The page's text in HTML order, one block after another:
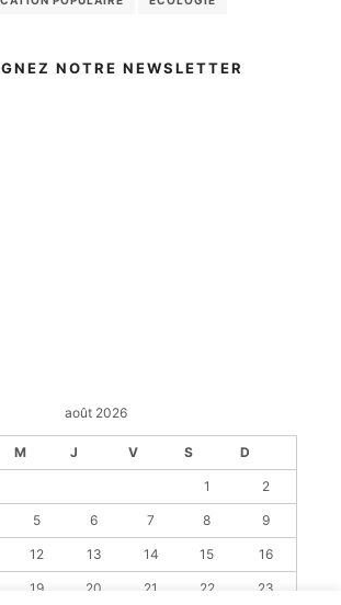
NOTRE NEWSLETTER
août 2026
M J V S D
1 2
5 6 7 8 9
12 13 14 15 16
19 20 21 22 23